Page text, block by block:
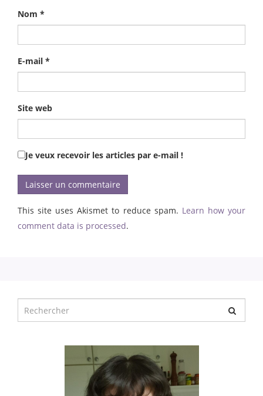
Nom *
E-mail *
Site web
Je veux recevoir les articles par e-mail !
This site uses Akismet to reduce spam. Learn how your
comment data is processed.
pour